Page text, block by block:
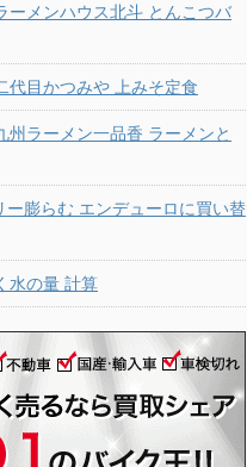
ーメンハウス北斗 とんこつバ
代目かつみや 上みそ定食
州ラーメン一品香 ラーメンと
ー膨らむ エンデューロに買い替
水の量 計算